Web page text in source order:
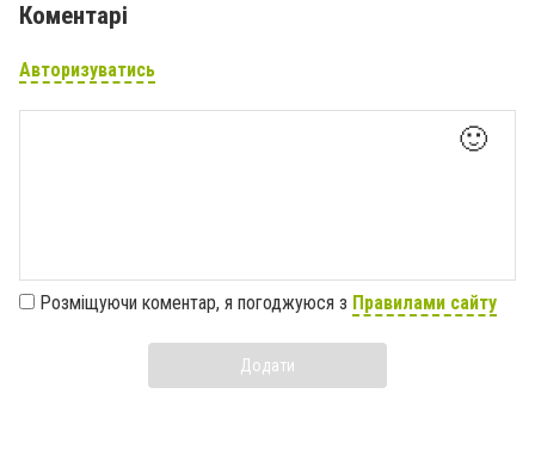
Коментарі
Авторизуватись
🙂
Розміщуючи коментар, я погоджуюся з Правилами сайту
Додати